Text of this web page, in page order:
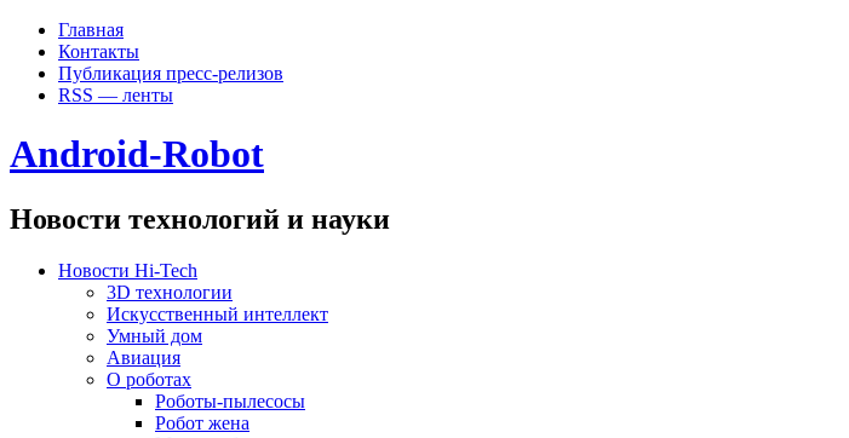
Главная
Контакты
Публикация пресс-релизов
RSS — ленты
Android-Robot
Новости технологий и науки
Новости Hi-Tech
3D технологии
Искусственный интеллект
Умный дом
Авиация
О роботах
Роботы-пылесосы
Робот жена